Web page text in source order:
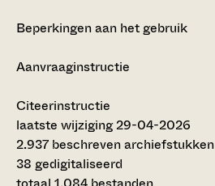
Beperkingen aan het gebruik
Aanvraaginstructie
Citeerinstructie
laatste wijziging 29-04-2026
2.937 beschreven archiefstukken
38 gedigitaliseerd